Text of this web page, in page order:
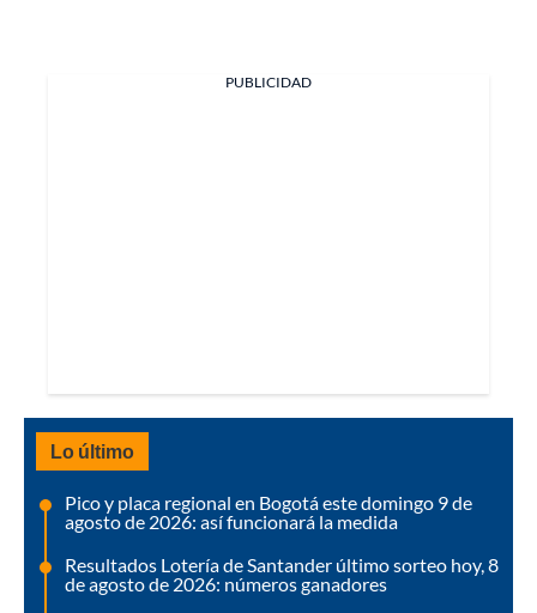
PUBLICIDAD
Lo último
Pico y placa regional en Bogotá este domingo 9 de
agosto de 2026: así funcionará la medida
Resultados Lotería de Santander último sorteo hoy, 8
de agosto de 2026: números ganadores